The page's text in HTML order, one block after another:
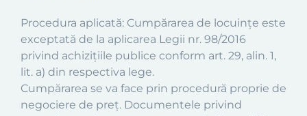
Procedura aplicată: Cumpărarea de locuinţe este
exceptată de la aplicarea Legii nr. 98/2016
privind achiziţiile publice conform art. 29, alin. 1,
lit. a) din respectiva lege.
Cumpărarea se va face prin procedură proprie de
negociere de preț. Documentele privind